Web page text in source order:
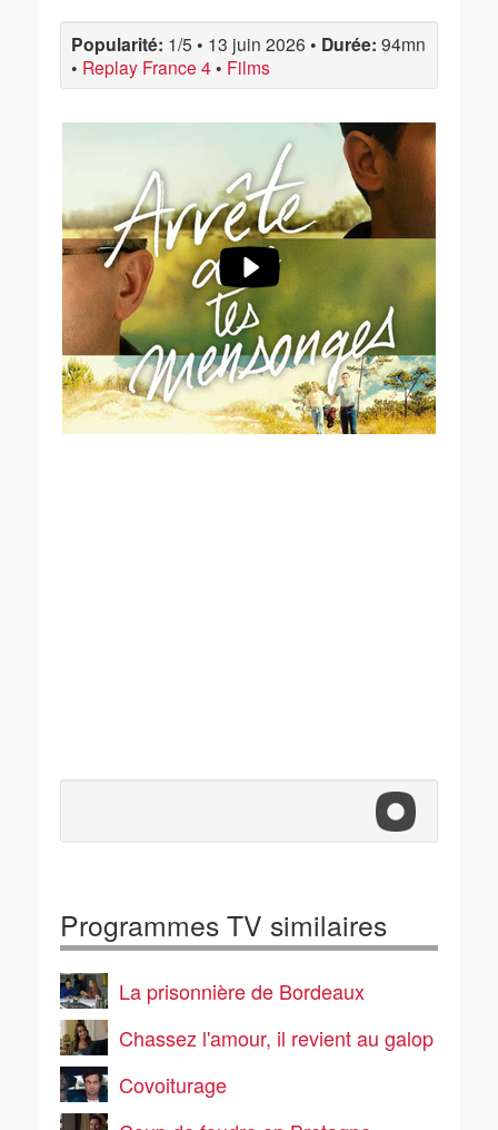
Popularité: 1/5 • 13 juin 2026 • Durée: 94mn
• Replay France 4 • Films
Programmes TV similaires
La prisonnière de Bordeaux
Chassez l'amour, il revient au galop
Covoiturage